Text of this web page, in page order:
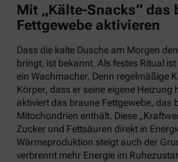
Mit „Kälte-Snacks“ das
Fettgewebe aktivieren
Dass die kalte Dusche am Morgen
bringt, ist bekannt. Als festes Ritual
ein Wachmacher. Denn regelmäßige
Körper, dass er seine eigene Heizung
aktiviert das braune Fettgewebe, das
Mitochondrien enthält. Diese
Zucker und Fettsäuren direkt in
Wärmeproduktion steigt auch der
verbrennt mehr Energie im